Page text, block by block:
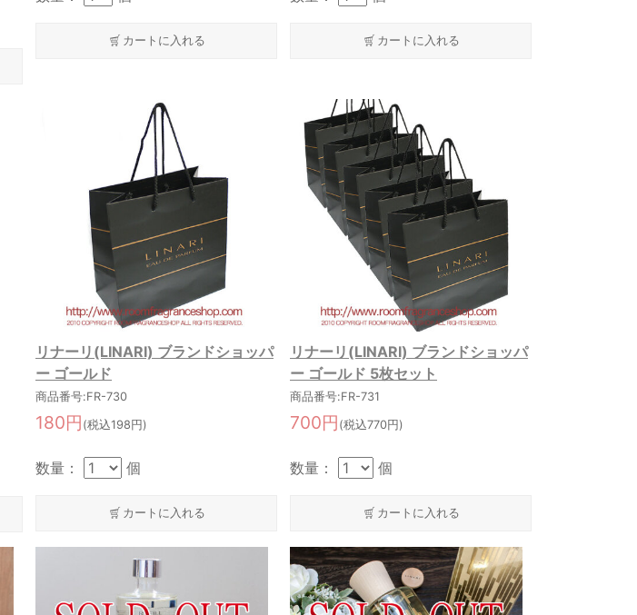
カートに入れる カートに入れる
リナーリ(LINARI) ブランドショッパ
ー ゴールド
商品番号:FR-730
180円 (税込198円)
数量： 個
カートに入れる
リナーリ(LINARI) ブランドショッパ
ー ゴールド 5枚セット
商品番号:FR-731
700円 (税込770円)
数量： 個
カートに入れる